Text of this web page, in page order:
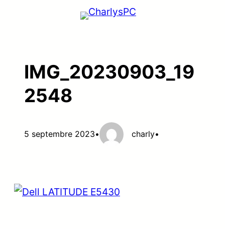
IMG_20230903_19
2548
5 septembre 2023• charly•